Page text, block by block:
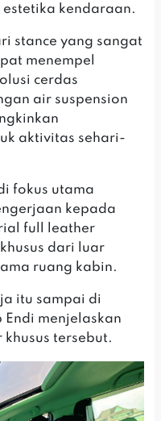
kendaraan.
stance yang sangat
menempel
cerdas
air suspension
aktivitas sehari-
fokus utama
kepada
full leather
dari luar
ruang kabin.
itu sampai di
menjelaskan
tersebut.